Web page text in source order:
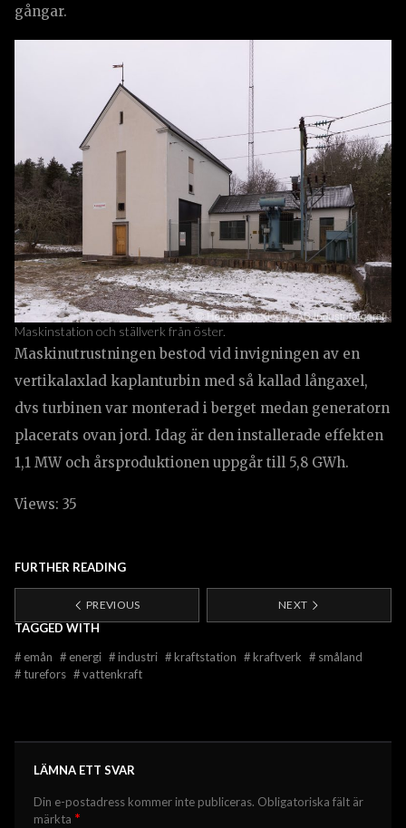
gångar.
Maskinstation och ställverk från öster.
Maskinutrustningen bestod vid invigningen av en
vertikalaxlad kaplanturbin med så kallad långaxel,
dvs turbinen var monterad i berget medan generatorn
placerats ovan jord. Idag är den installerade effekten
1,1 MW och årsproduktionen uppgår till 5,8 GWh.
Views: 35
FURTHER READING
PREVIOUS NEXT
TAGGED WITH
# emån # energi #industri #kraftstation #kraftverk # småland
#turefors #vattenkraft
LÄMNA ETT SVAR
Din e-postadress kommer inte publiceras. Obligatoriska fält är
märkta *